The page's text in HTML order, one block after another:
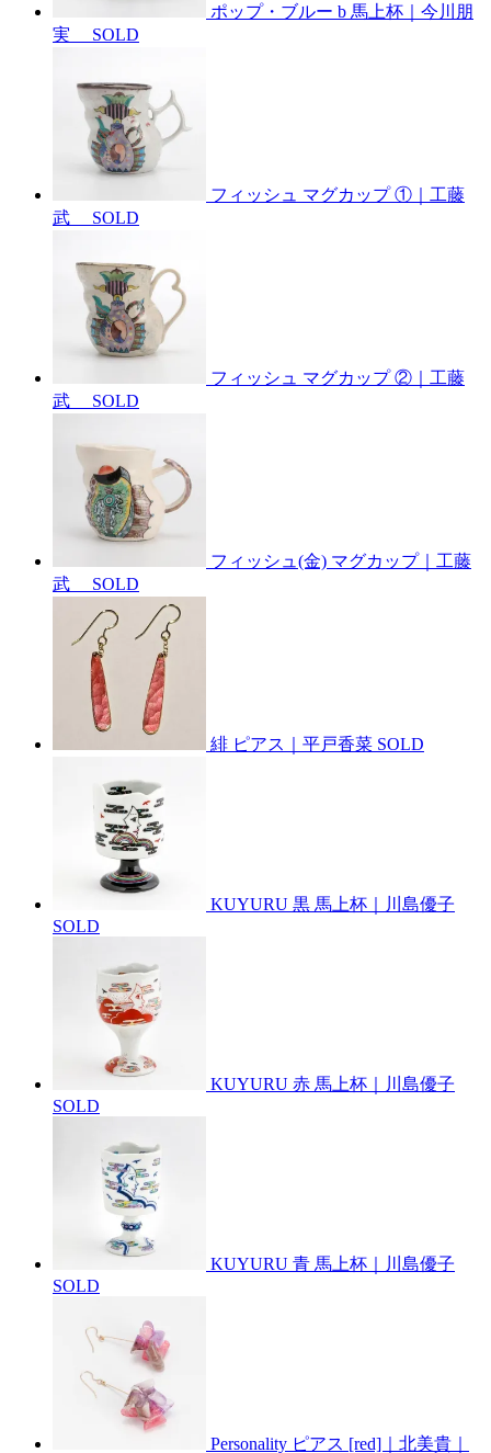
ポップ・ブルー b 馬上杯｜今川朋
実
SOLD
フィッシュ マグカップ ①｜工藤
武
SOLD
フィッシュ マグカップ ②｜工藤
武
SOLD
フィッシュ(金) マグカップ｜工藤
武
SOLD
緋 ピアス｜平戸香菜 SOLD
KUYURU 黒 馬上杯｜川島優子
SOLD
KUYURU 赤 馬上杯｜川島優子
SOLD
KUYURU 青 馬上杯｜川島優子
SOLD
Personality ピアス [red]｜北美貴｜